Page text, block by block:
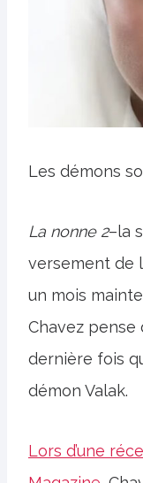
Les démons
La nonne 2–la
versement de
un mois
Chavez pense
dernière fois
démon Valak.
Lors d’une